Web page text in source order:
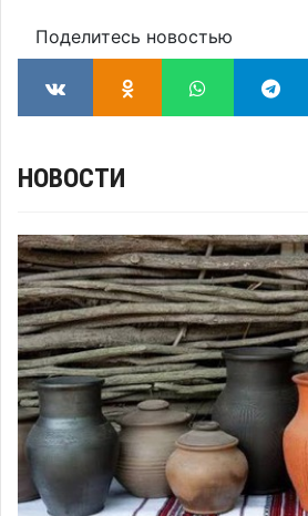
Поделитесь новостью
НОВОСТИ